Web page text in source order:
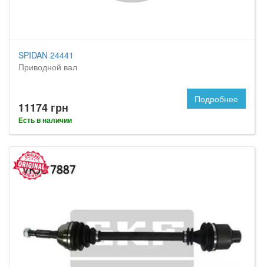
SPIDAN 24441
Приводной вал
11174 грн
Есть в наличии
Подробнее